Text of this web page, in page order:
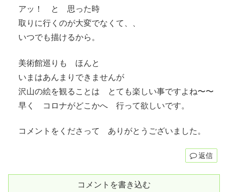
アッ！ と 思った時
取りに行くのが大変でなくて、、
いつでも描けるから。
美術館巡りも ほんと
いまはあんまりできませんが
沢山の絵を観ることは とても楽しい事ですよね〜〜
早く コロナがどこかへ 行って欲しいです。
コメントをくださって ありがとうございました。
返信
コメントを書き込む